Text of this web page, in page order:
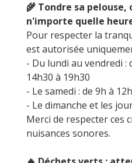
🌾 Tondre sa pelouse,
n'importe quelle
Pour respecter la
est autorisée
- Du lundi au vendredi :
14h30 à 19h30
- Le samedi : de 9h à
- Le dimanche et les
Merci de respecter ces
nuisances sonores.